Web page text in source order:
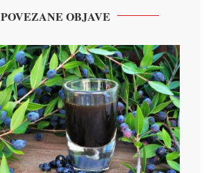
POVEZANE OBJAVE